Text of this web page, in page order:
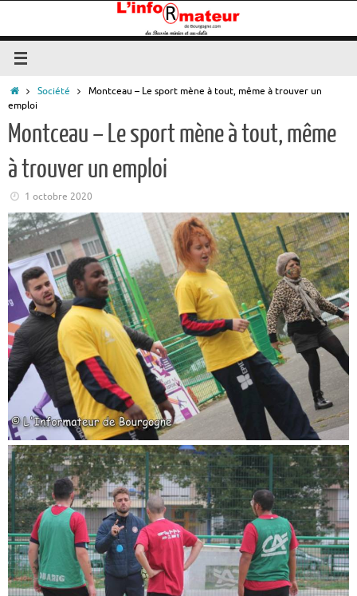
contenu
Accueil
Société
Montceau – Le sport mène à tout, même à trouver un
emploi
Montceau – Le sport mène à tout, même
à trouver un emploi
1 octobre 2020